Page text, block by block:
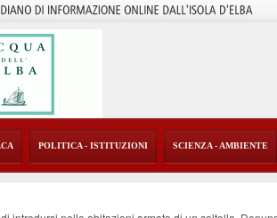
POLITICA - ISTITUZIONI SCIENZA - AMBIENTE